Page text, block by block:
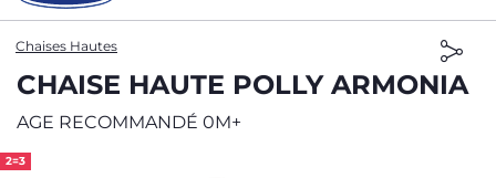
Chaises Hautes
CHAISE HAUTE POLLY ARMONIA
AGE RECOMMANDÉ 0M+
2=3